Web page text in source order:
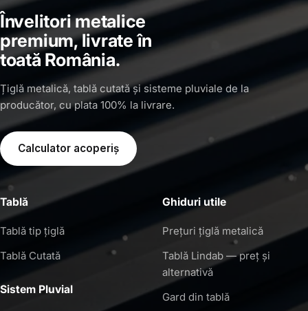
Învelitori metalice
premium, livrate în
toată România.
Țiglă metalică, tablă cutată și sisteme pluviale de la
producător, cu plata 100% la livrare.
Calculator acoperiș
Tablă
Tablă tip țiglă
Tablă Cutată
Sistem Pluvial
Ghiduri utile
Prețuri țiglă metalică
Tablă Lindab — preț și
alternativă
Gard din tablă